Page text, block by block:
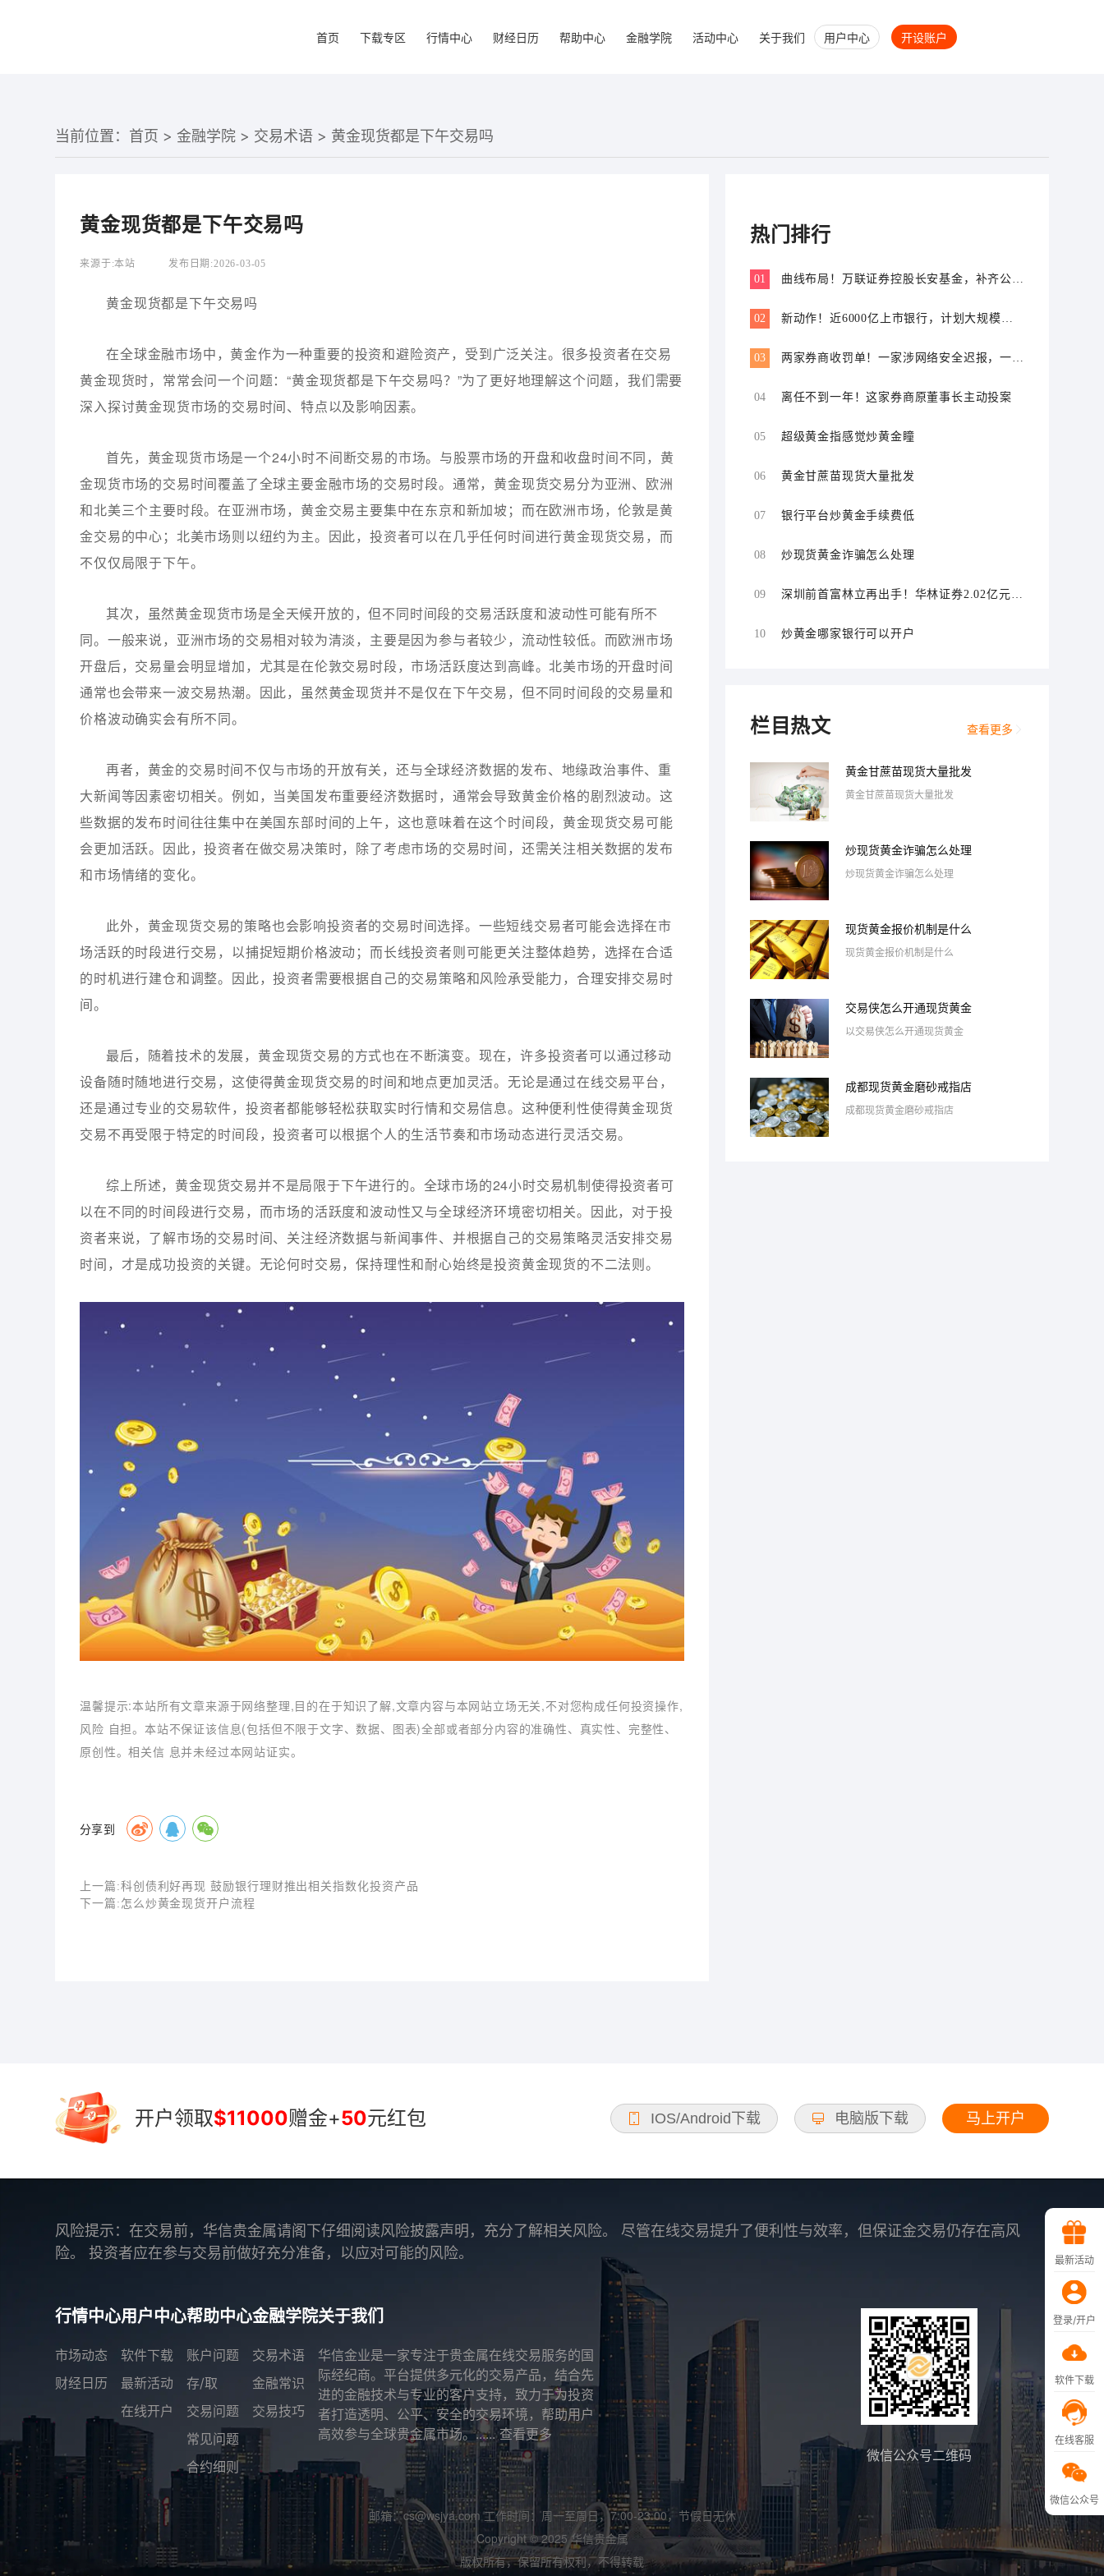
首页 下载专区 行情中心 财经日历 帮助中心 金融学院 活动中心 关于我们 用户中心 开设账户
当前位置： 首页 >金融学院 > 交易术语 > 黄金现货都是下午交易吗
黄金现货都是下午交易吗
来源于:本站 发布日期:2026-03-05
黄金现货都是下午交易吗
在全球金融市场中，黄金作为一种重要的投资和避险资产，受到广泛关注。很多投资者在交易
黄金现货时，常常会问一个问题：“黄金现货都是下午交易吗？”为了更好地理解这个问题，我们需要
深入探讨黄金现货市场的交易时间、特点以及影响因素。
首先，黄金现货市场是一个24小时不间断交易的市场。与股票市场的开盘和收盘时间不同，黄
金现货市场的交易时间覆盖了全球主要金融市场的交易时段。通常，黄金现货交易分为亚洲、欧洲
和北美三个主要时段。在亚洲市场，黄金交易主要集中在东京和新加坡；而在欧洲市场，伦敦是黄
金交易的中心；北美市场则以纽约为主。因此，投资者可以在几乎任何时间进行黄金现货交易，而
不仅仅局限于下午。
其次，虽然黄金现货市场是全天候开放的，但不同时间段的交易活跃度和波动性可能有所不
同。一般来说，亚洲市场的交易相对较为清淡，主要是因为参与者较少，流动性较低。而欧洲市场
开盘后，交易量会明显增加，尤其是在伦敦交易时段，市场活跃度达到高峰。北美市场的开盘时间
通常也会带来一波交易热潮。因此，虽然黄金现货并不是仅在下午交易，但不同时间段的交易量和
价格波动确实会有所不同。
再者，黄金的交易时间不仅与市场的开放有关，还与全球经济数据的发布、地缘政治事件、重
大新闻等因素密切相关。例如，当美国发布重要经济数据时，通常会导致黄金价格的剧烈波动。这
些数据的发布时间往往集中在美国东部时间的上午，这也意味着在这个时间段，黄金现货交易可能
会更加活跃。因此，投资者在做交易决策时，除了考虑市场的交易时间，还需关注相关数据的发布
和市场情绪的变化。
此外，黄金现货交易的策略也会影响投资者的交易时间选择。一些短线交易者可能会选择在市
场活跃的时段进行交易，以捕捉短期价格波动；而长线投资者则可能更关注整体趋势，选择在合适
的时机进行建仓和调整。因此，投资者需要根据自己的交易策略和风险承受能力，合理安排交易时
间。
最后，随着技术的发展，黄金现货交易的方式也在不断演变。现在，许多投资者可以通过移动
设备随时随地进行交易，这使得黄金现货交易的时间和地点更加灵活。无论是通过在线交易平台，
还是通过专业的交易软件，投资者都能够轻松获取实时行情和交易信息。这种便利性使得黄金现货
交易不再受限于特定的时间段，投资者可以根据个人的生活节奏和市场动态进行灵活交易。
综上所述，黄金现货交易并不是局限于下午进行的。全球市场的24小时交易机制使得投资者可
以在不同的时间段进行交易，而市场的活跃度和波动性又与全球经济环境密切相关。因此，对于投
资者来说，了解市场的交易时间、关注经济数据与新闻事件、并根据自己的交易策略灵活安排交易
时间，才是成功投资的关键。无论何时交易，保持理性和耐心始终是投资黄金现货的不二法则。
温馨提示:本站所有文章来源于网络整理,目的在于知识了解,文章内容与本网站立场无关,不对您构成任何投资操作,
风险 自担。本站不保证该信息(包括但不限于文字、数据、图表)全部或者部分内容的准确性、真实性、完整性、
原创性。相关信 息并未经过本网站证实。
分享到
上一篇:科创债利好再现 鼓励银行理财推出相关指数化投资产品
下一篇: 怎么炒黄金现货开户流程
热门排行
01
曲线布局！万联证券控股长安基金，补齐公募
02
新动作！近6000亿上市银行，计划大规模增
03
两家券商收罚单！一家涉网络安全迟报，一家
04
离任不到一年！这家券商原董事长主动投案
05 超级黄金指感觉炒黄金瞳
06 黄金甘蔗苗现货大量批发
07 银行平台炒黄金手续费低
08 炒现货黄金诈骗怎么处理
09
深圳前首富林立再出手！华林证券2.02亿元拟
10
炒黄金哪家银行可以开户
栏目热文 查看更多
黄金甘蔗苗现货大量批发
黄金甘蔗苗现货大量批发
炒现货黄金诈骗怎么处理
炒现货黄金诈骗怎么处理
现货黄金报价机制是什么
现货黄金报价机制是什么
交易侠怎么开通现货黄金
以交易侠怎么开通现货黄金
成都现货黄金磨砂戒指店
成都现货黄金磨砂戒指店
开户领取$11000赠金+50元红包 IOS/Android下载 电脑版下载 马上开户
风险提示：在交易前，华信贵金属请阁下仔细阅读风险披露声明，充分了解相关风险。 尽管在线交易提升了便利性与效率，但保证金交易仍存在高风
险。 投资者应在参与交易前做好充分准备，以应对可能的风险。
行情中心
市场动态
财经日历
用户中心
软件下载
最新活动
在线开户
帮助中心
账户问题
存/取
交易问题
常见问题
合约细则
金融学院
交易术语
金融常识
交易技巧
关于我们
华信金业是一家专注于贵金属在线交易服务的国
际经纪商。平台提供多元化的交易产品，结合先
进的金融技术与专业的客户支持，致力于为投资
者打造透明、公平、安全的交易环境，帮助用户
高效参与全球贵金属市场。......查看更多
微信公众号二维码
邮箱：cs@wsjya.com 工作时间：周一至周日，7:00-23:00，节假日无休
Copyright © 2025 华信贵金属
版权所有，保留所有权利，不得转载
最新活动
登录/开户
软件下载
在线客服
微信公众号